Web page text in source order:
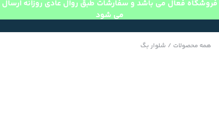
فروشگاه فعال می باشد و سفارشات طبق روال عادی روزانه ارسال
می شود
همه محصولات / شلوار بگ